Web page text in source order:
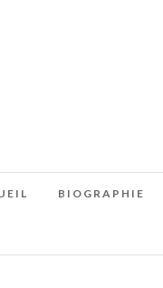
BIOGRAPHIE